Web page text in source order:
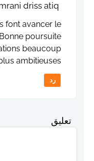
driss atiq
font avancer le
poursuite
beaucoup
ambitieuses.
رد
تعليق